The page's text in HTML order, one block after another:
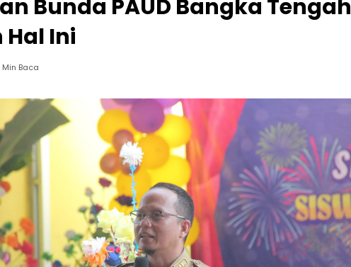
Bunda PAUD Bangka Tengah
Ini
Min Baca